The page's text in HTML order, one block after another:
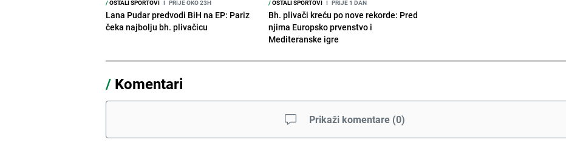
/OSTALI SPORTOVI I PRIJE OKO 23H
Lana Pudar predvodi BiH na EP: Pariz
čeka najbolju bh. plivačicu
/OSTALI SPORTOVI I PRIJE 1 DAN
Bh. plivači kreću po nove rekorde: Pred
njima Europsko prvenstvo i
Mediteranske igre
/ Komentari
Prikaži komentare (0)